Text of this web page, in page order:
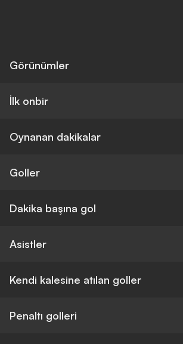
Görünümler
İlk onbir
Oynanan dakikalar
Goller
Dakika başına gol
Asistler
Kendi kalesine atılan goller
Penaltı golleri